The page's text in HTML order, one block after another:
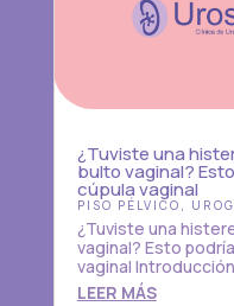
¿Tuviste una
bulto vaginal?
cúpula vaginal
PISO PÉLVICO ,
¿Tuviste una
vaginal? Esto
vaginal
LEER MÁS